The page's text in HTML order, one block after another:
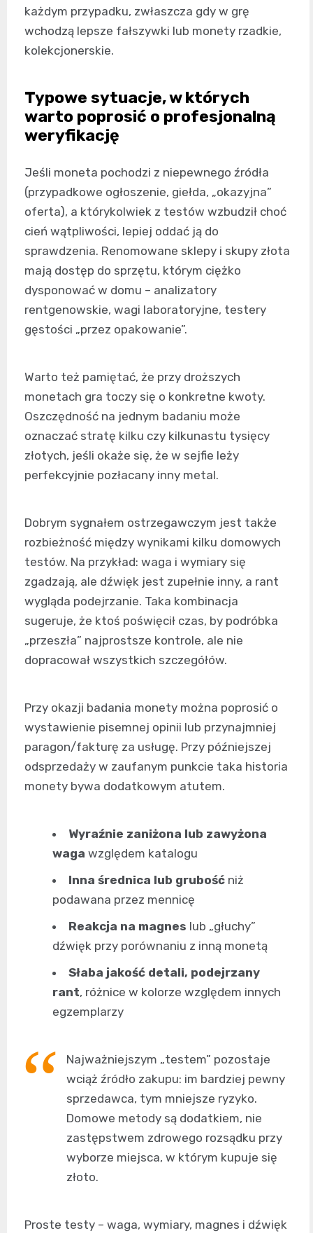
każdym przypadku, zwłaszcza gdy w grę
wchodzą lepsze fałszywki lub monety rzadkie,
kolekcjonerskie.
Typowe sytuacje, w których
warto poprosić o profesjonalną
weryfikację
Jeśli moneta pochodzi z niepewnego źródła
(przypadkowe ogłoszenie, giełda, „okazyjna”
oferta), a którykolwiek z testów wzbudził choć
cień wątpliwości, lepiej oddać ją do
sprawdzenia. Renomowane sklepy i skupy złota
mają dostęp do sprzętu, którym ciężko
dysponować w domu – analizatory
rentgenowskie, wagi laboratoryjne, testery
gęstości „przez opakowanie”.
Warto też pamiętać, że przy droższych
monetach gra toczy się o konkretne kwoty.
Oszczędność na jednym badaniu może
oznaczać stratę kilku czy kilkunastu tysięcy
złotych, jeśli okaże się, że w sejfie leży
perfekcyjnie pozłacany inny metal.
Dobrym sygnałem ostrzegawczym jest także
rozbieżność między wynikami kilku domowych
testów. Na przykład: waga i wymiary się
zgadzają, ale dźwięk jest zupełnie inny, a rant
wygląda podejrzanie. Taka kombinacja
sugeruje, że ktoś poświęcił czas, by podróbka
„przeszła” najprostsze kontrole, ale nie
dopracował wszystkich szczegółów.
Przy okazji badania monety można poprosić o
wystawienie pisemnej opinii lub przynajmniej
paragon/fakturę za usługę. Przy późniejszej
odsprzedaży w zaufanym punkcie taka historia
monety bywa dodatkowym atutem.
Wyraźnie zaniżona lub zawyżona
waga względem katalogu
Inna średnica lub grubość niż
podawana przez mennicę
Reakcja na magnes lub „głuchy”
dźwięk przy porównaniu z inną monetą
Słaba jakość detali, podejrzany
rant, różnice w kolorze względem innych
egzemplarzy
Najważniejszym „testem” pozostaje
wciąż źródło zakupu: im bardziej pewny
sprzedawca, tym mniejsze ryzyko.
Domowe metody są dodatkiem, nie
zastępstwem zdrowego rozsądku przy
wyborze miejsca, w którym kupuje się
złoto.
Proste testy – waga, wymiary, magnes i dźwięk